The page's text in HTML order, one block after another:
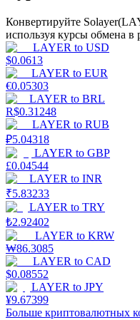
Стейкинг
Высокая прибыль и
Launchpool
Гибкая ставка для
Конвертируйте
используя курсы обмена в
LAYER to USD
$0.0613
LAYER to EUR
€0.05303
LAYER to BRL
R$0.31248
LAYER to RUB
₽5.04318
LAYER to GBP
£0.04544
LAYER to INR
₹5.83233
LAYER to TRY
₺2.92402
LAYER to KRW
₩86.3085
LAYER to CAD
$0.08552
LAYER to JPY
¥9.67399
Больше криптовалютных